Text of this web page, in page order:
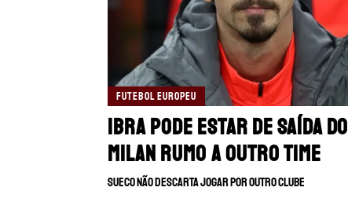
FUTEBOL EUROPEU
Ibra pode estar de saída do
Milan rumo a outro time
Sueco não descarta jogar por outro clube